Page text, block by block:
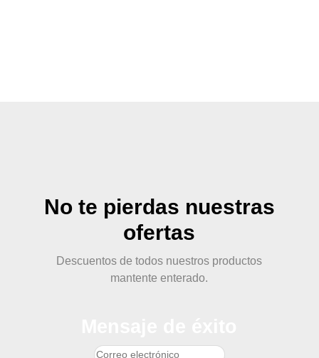
No te pierdas nuestras
ofertas
Descuentos de todos nuestros productos
mantente enterado.